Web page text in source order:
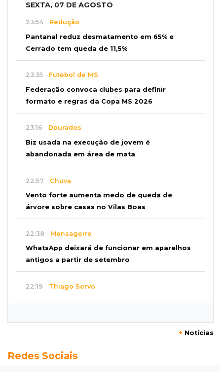
SEXTA, 07 DE AGOSTO
23:54 Redução
Pantanal reduz desmatamento em 65% e
Cerrado tem queda de 11,5%
23:35 Futebol de MS
Federação convoca clubes para definir
formato e regras da Copa MS 2026
23:16 Dourados
Biz usada na execução de jovem é
abandonada em área de mata
22:57 Chuva
Vento forte aumenta medo de queda de
árvore sobre casas no Vilas Boas
22:38 Mensageiro
WhatsApp deixará de funcionar em aparelhos
antigos a partir de setembro
22:19 Thiago Servo
Semana vai começar com 909 novas
+ Notícias
Redes Sociais